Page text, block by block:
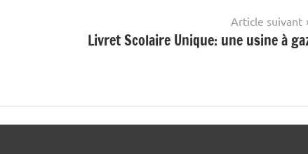
Article suivant
Livret Scolaire Unique: une usine à